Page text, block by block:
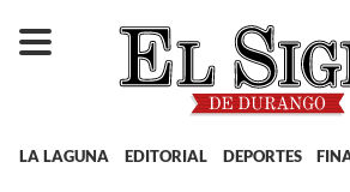
LA LAGUNA EDITORIAL DEPORTES